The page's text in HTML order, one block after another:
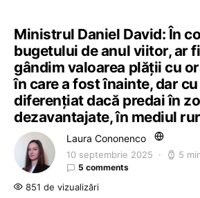
Ministrul Daniel David: În
bugetului de anul viitor, ar
gândim valoarea plății cu
în care a fost înainte, dar
diferențiat dacă predai în
dezavantajate, în mediul
Laura Cononenco
10 septembrie 2025 5
5 comments
851 de vizualizări